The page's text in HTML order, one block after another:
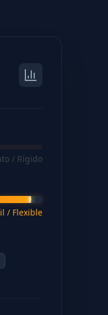
/ Rígido
/ Flexible